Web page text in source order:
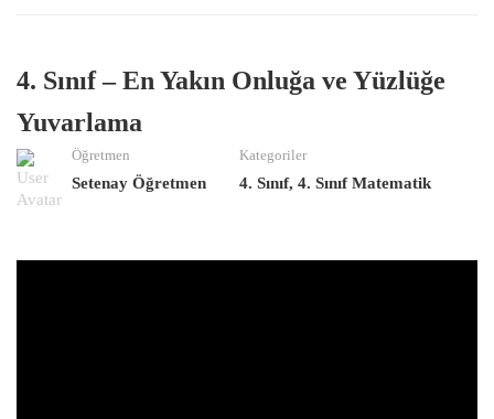
4. Sınıf – En Yakın Onluğa ve Yüzlüğe
Yuvarlama
Öğretmen
Setenay Öğretmen
Kategoriler
4. Sınıf, 4. Sınıf Matematik